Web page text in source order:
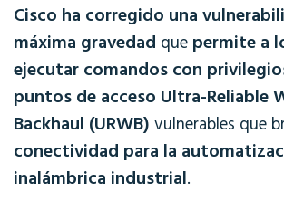
Cisco ha corregido una
máxima gravedad que permite a
ejecutar comandos con
puntos de acceso Ultra-Reliable
Backhaul (URWB) vulnerables que
conectividad para la
inalámbrica industrial.